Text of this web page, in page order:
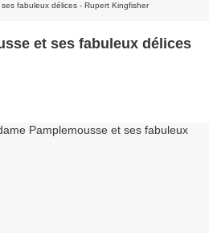
fabuleux délices - Rupert Kingfisher
et ses fabuleux délices